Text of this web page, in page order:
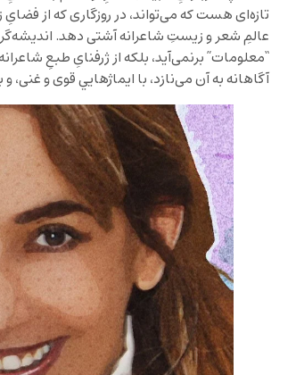
تازه‌ای هست که می‌تواند، در روزگاری که از فضایِ
عالمِ شعر و زيستِ شاعرانه آشتی دهد.
“معلومات” برنمی‌آيد، بلکه از ژرفنایِ طبعِ
آگاهانه به آن می‌نازد، با ايماژهايي قوی و